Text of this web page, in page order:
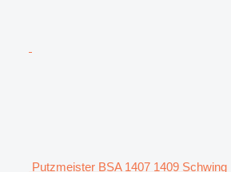
Putzmeister BSA 1407 1409 Schwing